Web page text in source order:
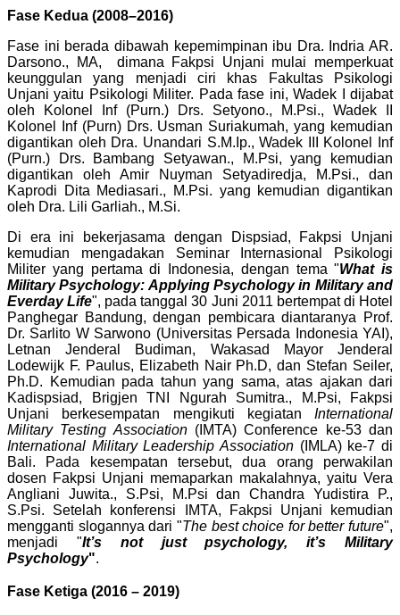
Fase Kedua (2008–2016)
Fase ini berada dibawah kepemimpinan ibu Dra. Indria AR.
Darsono., MA, dimana Fakpsi Unjani mulai memperkuat
keunggulan yang menjadi ciri khas Fakultas Psikologi
Unjani yaitu Psikologi Militer. Pada fase ini, Wadek I dijabat
oleh Kolonel Inf (Purn.) Drs. Setyono., M.Psi., Wadek II
Kolonel Inf (Purn) Drs. Usman Suriakumah, yang kemudian
digantikan oleh Dra. Unandari S.M.Ip., Wadek III Kolonel Inf
(Purn.) Drs. Bambang Setyawan., M.Psi, yang kemudian
digantikan oleh Amir Nuyman Setyadiredja, M.Psi., dan
Kaprodi Dita Mediasari., M.Psi. yang kemudian digantikan
oleh Dra. Lili Garliah., M.Si.
Di era ini bekerjasama dengan Dispsiad, Fakpsi Unjani
kemudian mengadakan Seminar Internasional Psikologi
Militer yang pertama di Indonesia, dengan tema "What is
Military Psychology: Applying Psychology in Military and
Everday Life", pada tanggal 30 Juni 2011 bertempat di Hotel
Panghegar Bandung, dengan pembicara diantaranya Prof.
Dr. Sarlito W Sarwono (Universitas Persada Indonesia YAI),
Letnan Jenderal Budiman, Wakasad Mayor Jenderal
Lodewijk F. Paulus, Elizabeth Nair Ph.D, dan Stefan Seiler,
Ph.D. Kemudian pada tahun yang sama, atas ajakan dari
Kadispsiad, Brigjen TNI Ngurah Sumitra., M.Psi, Fakpsi
Unjani berkesempatan mengikuti kegiatan International
Military Testing Association (IMTA) Conference ke-53 dan
International Military Leadership Association (IMLA) ke-7 di
Bali. Pada kesempatan tersebut, dua orang perwakilan
dosen Fakpsi Unjani memaparkan makalahnya, yaitu Vera
Angliani Juwita., S.Psi, M.Psi dan Chandra Yudistira P.,
S.Psi. Setelah konferensi IMTA, Fakpsi Unjani kemudian
mengganti slogannya dari "The best choice for better future",
menjadi "It’s not just psychology, it’s Military
Psychology".
Fase Ketiga (2016 – 2019)